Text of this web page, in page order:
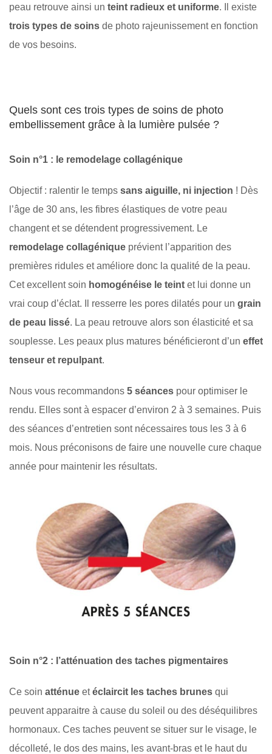
peau retrouve ainsi un teint radieux et uniforme. Il existe
trois types de soins de photo rajeunissement en fonction
de vos besoins.
Quels sont ces trois types de soins de photo
embellissement grâce à la lumière pulsée ?
Soin n°1 : le remodelage collagénique
Objectif : ralentir le temps sans aiguille, ni injection ! Dès
l’âge de 30 ans, les fibres élastiques de votre peau
changent et se détendent progressivement. Le
remodelage collagénique prévient l’apparition des
premières ridules et améliore donc la qualité de la peau.
Cet excellent soin homogénéise le teint et lui donne un
vrai coup d’éclat. Il resserre les pores dilatés pour un grain
de peau lissé. La peau retrouve alors son élasticité et sa
souplesse. Les peaux plus matures bénéficieront d’un effet
tenseur et repulpant.
Nous vous recommandons 5 séances pour optimiser le
rendu. Elles sont à espacer d’environ 2 à 3 semaines. Puis
des séances d’entretien sont nécessaires tous les 3 à 6
mois. Nous préconisons de faire une nouvelle cure chaque
année pour maintenir les résultats.
Soin n°2 : l’atténuation des taches pigmentaires
Ce soin atténue etéclaircit les taches brunes qui
peuvent apparaitre à cause du soleil ou des déséquilibres
hormonaux. Ces taches peuvent se situer sur le visage, le
décolleté, le dos des mains, les avant-bras et le haut du